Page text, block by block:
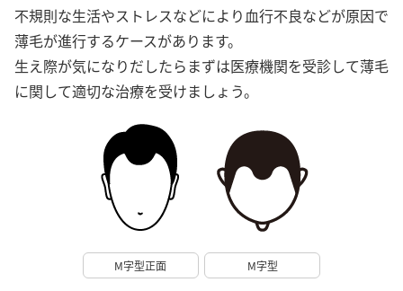
不規則な生活やストレスなどにより血行不良などが原因で
薄毛が進行するケースがあります。
生え際が気になりだしたらまずは医療機関を受診して薄毛
に関して適切な治療を受けましょう。
M字型正面 M字型